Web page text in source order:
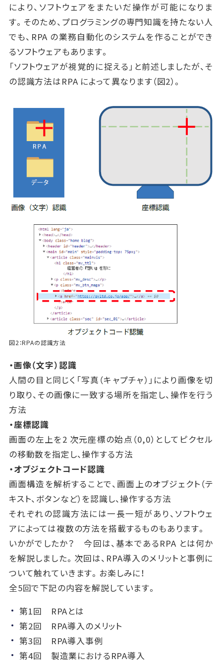
により、ソフトウェアをまたいだ操作が可能になりま
す。そのため、プログラミングの専門知識を持たない人
でも、RPA の業務自動化のシステムを作ることができ
るソフトウェアもあります。
「ソフトウェアが視覚的に捉える」と前述しましたが、そ
の認識方法はRPA によって異なります（図2）。
図2：RPAの認識方法
・画像（文字）認識
人間の目と同じく「写真（キャプチャ）」により画像を切
り取り、その画像に一致する場所を指定し、操作を行う
方法
・座標認識
画面の左上を2 次元座標の始点（0,0）としてピクセル
の移動数を指定し、操作する方法
・オブジェクトコード認識
画面構造を解析することで、画面上のオブジェクト（テ
キスト、ボタンなど）を認識し、操作する方法
それぞれの認識方法には一長一短があり、ソフトウェ
アによっては複数の方法を搭載するものもあります。
いかがでしたか？ 今回は、基本であるRPA とは何か
を解説しました。次回は、RPA導入のメリットと事例に
ついて触れていきます。お楽しみに！
全5回で下記の内容を解説しています。
第1回 RPAとは
第2回 RPA導入のメリット
第3回 RPA導入事例
第4回 製造業におけるRPA導入